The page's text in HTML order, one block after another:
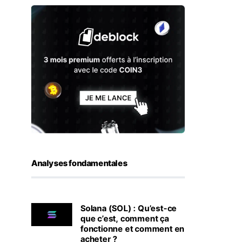
Analyses fondamentales
Solana (SOL) : Qu’est-ce
que c’est, comment ça
fonctionne et comment en
acheter ?